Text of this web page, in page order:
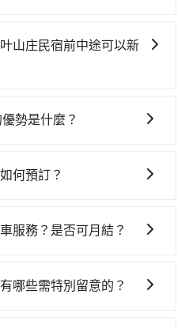
山庄民宿的花費預估為
自於平假日、車款差異、抵
和運的iRent只提供最基本的
租車最令人詬病的就是車
已經預約了時間但上一位
租隨還看似方便，但實際
、Yoxi等。依照里程跳錶計
間，但如改預約tripool可
市的490倍。再加上台中市
tripool都是你從台中市到南
山庄民宿前中途可以新
途中可備註加點。每個加
的補償。
勢是什麼？
者都給予了高分評價。此
無條件全額退費的承諾，讓
何預訂？
行李、衝浪板、樂器、廣告
、不影響行車安全，會讓
服務？是否可月結？
們，我們的專人將協助回
哪些需特別留意的？